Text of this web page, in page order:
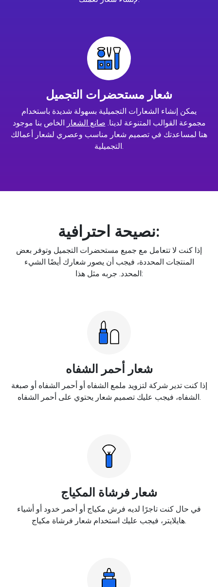
شعار مستحضرات التجميل
يمكن إنشاء الشعارات التجميلية بسهولة شديدة باستخدام
مجموعة القوالب المتنوعة لدينا. صانع الشعار الخاص بنا موجود
هنا لمساعدتك في تصميم شعار مناسب وعصري لشعار أعمالك
التجميلية.
نصيحة احترافية:
إذا كنت لا تتعامل مع جميع مستحضرات التجميل وتوفر بعض
المنتجات المحددة، فيجب أن يصور شعارك أيضًا الشيء
المحدد. جربه مثل هذا:
شعار أحمر الشفاه
إذا كنت تدير شركة لتزويد ملمع الشفاه أو أحمر الشفاه أو صبغة
الشفاه، فيجب عليك تصميم شعار يحتوي على أحمر الشفاه.
شعار فرشاة المكياج
في حال كنت تاجرًا لديه فرش مكياج أو أحمر خدود أو أشياء
هايلايتر، فيجب عليك استخدام شعار فرشاة مكياج.